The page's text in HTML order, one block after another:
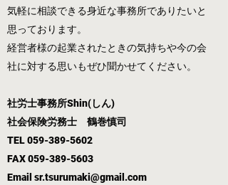
気軽に相談できる身近な事務所でありたいと
思っております。
​経営者様の起業されたときの気持ちや今の会
社に対する思いもぜひ聞かせてください。
社労士事務所Shin(しん)
社会保険労務士 鶴巻慎司
TEL059-389-5602
FAX059-389-5603
Email sr.tsurumaki@gmail.com